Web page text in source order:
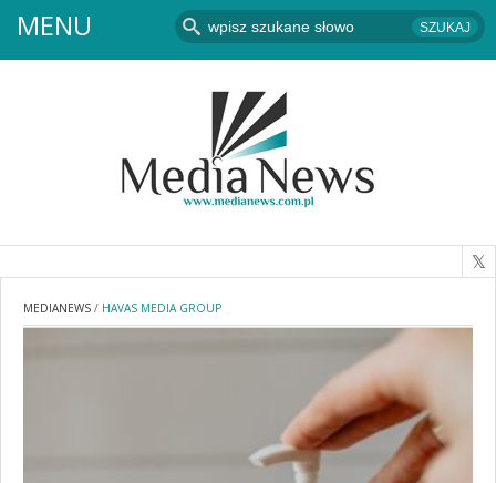
MENU
MEDIANEWS / HAVAS MEDIA GROUP